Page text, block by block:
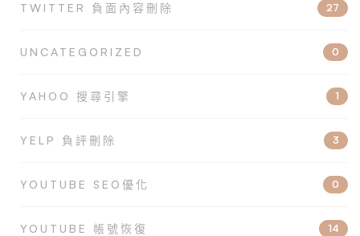
TWITTER 負面內容刪除 27
UNCATEGORIZED 0
YAHOO 搜尋引擎 1
YELP 負評刪除 3
YOUTUBE SEO優化 0
YOUTUBE 帳號恢復 14